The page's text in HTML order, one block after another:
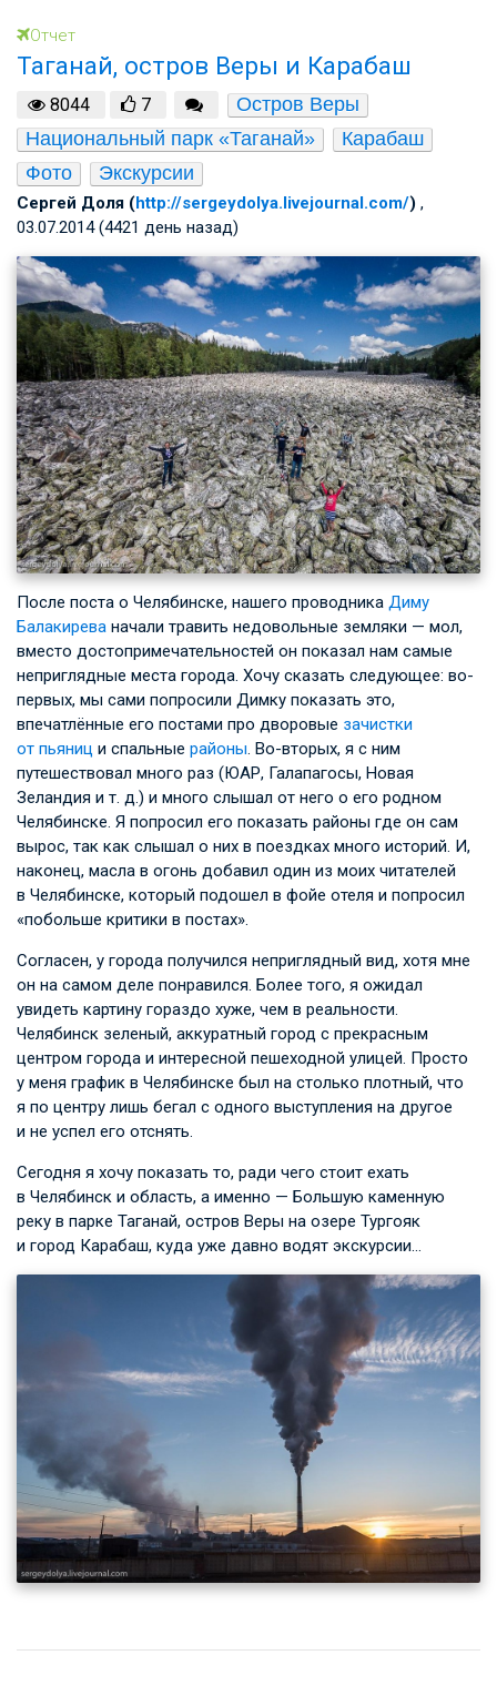
Отчет
Таганай, остров Веры и Карабаш
8044 7
Остров Веры
Национальный парк «Таганай»
Карабаш
Фото
Экскурсии
Сергей Доля (http://sergeydolya.livejournal.com/) ,
03.07.2014 (4421 день назад)
После поста о Челябинске, нашего проводника Диму
Балакирева начали травить недовольные земляки — мол,
вместо достопримечательностей он показал нам самые
неприглядные места города. Хочу сказать следующее: во-
первых, мы сами попросили Димку показать это,
впечатлённые его постами про дворовые зачистки
от пьяниц и спальные районы . Во-вторых, я с ним
путешествовал много раз (ЮАР, Галапагосы, Новая
Зеландия и т. д. ) и много слышал от него о его родном
Челябинске. Я попросил его показать районы где он сам
вырос, так как слышал о них в поездках много историй. И,
наконец, масла в огонь добавил один из моих читателей
в Челябинске, который подошел в фойе отеля и попросил
«побольше критики в постах».
Согласен, у города получился неприглядный вид, хотя мне
он на самом деле понравился. Более того, я ожидал
увидеть картину гораздо хуже, чем в реальности.
Челябинск зеленый, аккуратный город с прекрасным
центром города и интересной пешеходной улицей. Просто
у меня график в Челябинске был на столько плотный, что
я по центру лишь бегал с одного выступления на другое
и не успел его отснять.
Сегодня я хочу показать то, ради чего стоит ехать
в Челябинск и область, а именно — Большую каменную
реку в парке Таганай, остров Веры на озере Тургояк
и город Карабаш, куда уже давно водят экскурсии…